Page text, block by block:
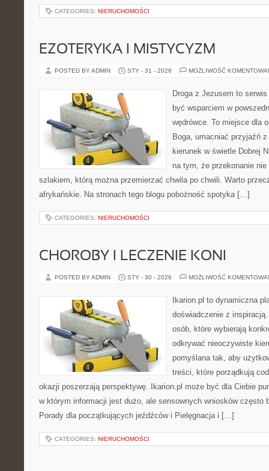
CATEGORIES: NIERUCHOMOŚCI
EZOTERYKA I MISTYCYZM
POSTED BY ADMIN STY - 31 - 2026 MOŻLIWOŚĆ
Droga z Jezusem to
być wsparciem w
wędrówce. To miejsce dla
Boga, umacniać przyjaźń
kierunek w świetle Dobrej
na tym, że przekonanie
szlakiem, którą można przemierzać chwila po chwili. Warto
afrykańskie. Na stronach tego blogu pobożność spotyka […]
CATEGORIES: NIERUCHOMOŚCI
CHOROBY I LECZENIE KONI
POSTED BY ADMIN STY - 30 - 2026 MOŻLIWOŚĆ
Ikarion.pl to dynamiczna
doświadczenie z
osób, które wybierają
odkrywać nieoczywiste
pomyślana tak, aby
treści, które porządkują
okazji poszerzają perspektywę. Ikarion.pl może być dla Ciebie
w którym informacji jest dużo, ale sensownych wniosków często
Porady dla początkujących jeźdźców i Pielęgnacja i […]
CATEGORIES: NIERUCHOMOŚCI